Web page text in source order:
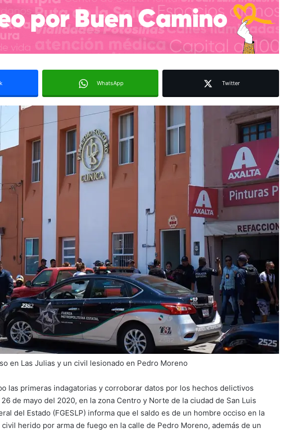
WhatsApp Twitter
en Las Julias y un civil lesionado en Pedro Moreno
las primeras indagatorias y corroborar datos por los hechos delictivos
de mayo del 2020, en la zona Centro y Norte de la ciudad de San Luis
del Estado (FGESLP) informa que el saldo es de un hombre occiso en la
herido por arma de fuego en la calle de Pedro Moreno, además de un